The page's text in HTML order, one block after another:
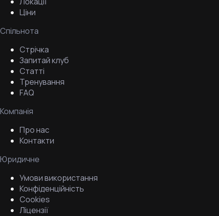
Ціни
Спільнота
Стрічка
Запитай клуб
Статті
Тренування
FAQ
Компанія
Про нас
Контакти
Юридичне
Умови використання
Конфіденційність
Cookies
Ліцензії